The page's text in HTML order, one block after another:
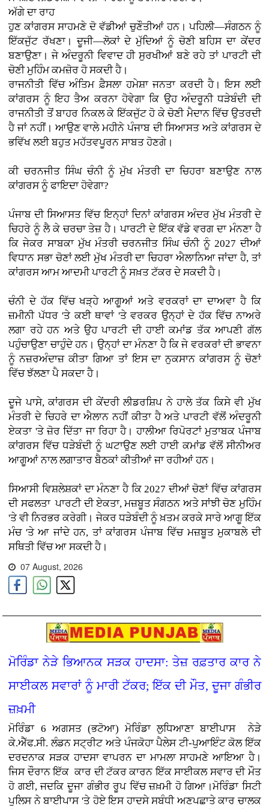
ਅੱਗੇ ਦਾ ਰਾਹ
ਹੁਣ ਕਾਂਗਰਸ ਸਾਹਮਣੇ ਦੋ ਵੱਡੀਆਂ ਚੁਣੌਤੀਆਂ ਹਨ। ਪਹਿਲੀ—ਸੰਗਠਨ ਨੂੰ
ਇੱਕਜੁੱਟ ਰੱਖਣਾ। ਦੂਜੀ—ਲੋਕਾਂ ਦੇ ਮੁੱਦਿਆਂ ਨੂੰ ਚੋਣੀ ਬਹਿਸ ਦਾ ਕੇਂਦਰ
ਬਣਾਉਣਾ। ਜੇ ਅੰਦਰੂਨੀ ਵਿਵਾਦ ਹੀ ਸੁਰਖੀਆਂ ਬਣੇ ਰਹੇ ਤਾਂ ਪਾਰਟੀ ਦੀ
ਚੋਣੀ ਮੁਹਿੰਮ ਕਮਜ਼ੋਰ ਹੋ ਸਕਦੀ ਹੈ।
ਰਾਜਨੀਤੀ ਵਿੱਚ ਅੰਤਿਮ ਫ਼ੈਸਲਾ ਹਮੇਸ਼ਾ ਜਨਤਾ ਕਰਦੀ ਹੈ। ਇਸ ਲਈ
ਕਾਂਗਰਸ ਨੂੰ ਇਹ ਤੈਅ ਕਰਨਾ ਹੋਵੇਗਾ ਕਿ ਉਹ ਅੰਦਰੂਨੀ ਧੜੇਬੰਦੀ ਦੀ
ਰਾਜਨੀਤੀ ਤੋਂ ਬਾਹਰ ਨਿਕਲ ਕੇ ਇੱਕਜੁੱਟ ਹੋ ਕੇ ਚੋਣੀ ਮੈਦਾਨ ਵਿੱਚ ਉਤਰਦੀ
ਹੈ ਜਾਂ ਨਹੀਂ। ਆਉਣ ਵਾਲੇ ਮਹੀਨੇ ਪੰਜਾਬ ਦੀ ਸਿਆਸਤ ਅਤੇ ਕਾਂਗਰਸ ਦੇ
ਭਵਿੱਖ ਲਈ ਬਹੁਤ ਮਹੱਤਵਪੂਰਨ ਸਾਬਤ ਹੋਣਗੇ।
ਕੀ ਚਰਨਜੀਤ ਸਿੰਘ ਚੰਨੀ ਨੂੰ ਮੁੱਖ ਮੰਤਰੀ ਦਾ ਚਿਹਰਾ ਬਣਾਉਣ ਨਾਲ
ਕਾਂਗਰਸ ਨੂੰ ਫਾਇਦਾ ਹੋਵੇਗਾ?
ਪੰਜਾਬ ਦੀ ਸਿਆਸਤ ਵਿੱਚ ਇਨ੍ਹਾਂ ਦਿਨਾਂ ਕਾਂਗਰਸ ਅੰਦਰ ਮੁੱਖ ਮੰਤਰੀ ਦੇ
ਚਿਹਰੇ ਨੂੰ ਲੈ ਕੇ ਚਰਚਾ ਤੇਜ਼ ਹੈ। ਪਾਰਟੀ ਦੇ ਇੱਕ ਵੱਡੇ ਵਰਗ ਦਾ ਮੰਨਣਾ ਹੈ
ਕਿ ਜੇਕਰ ਸਾਬਕਾ ਮੁੱਖ ਮੰਤਰੀ ਚਰਨਜੀਤ ਸਿੰਘ ਚੰਨੀ ਨੂੰ 2027 ਦੀਆਂ
ਵਿਧਾਨ ਸਭਾ ਚੋਣਾਂ ਲਈ ਮੁੱਖ ਮੰਤਰੀ ਦਾ ਚਿਹਰਾ ਐਲਾਨਿਆ ਜਾਂਦਾ ਹੈ, ਤਾਂ
ਕਾਂਗਰਸ ਆਮ ਆਦਮੀ ਪਾਰਟੀ ਨੂੰ ਸਖ਼ਤ ਟੱਕਰ ਦੇ ਸਕਦੀ ਹੈ।
ਚੰਨੀ ਦੇ ਹੱਕ ਵਿੱਚ ਖੜ੍ਹੇ ਆਗੂਆਂ ਅਤੇ ਵਰਕਰਾਂ ਦਾ ਦਾਅਵਾ ਹੈ ਕਿ
ਜ਼ਮੀਨੀ ਪੱਧਰ 'ਤੇ ਕਈ ਥਾਵਾਂ 'ਤੇ ਵਰਕਰ ਉਨ੍ਹਾਂ ਦੇ ਹੱਕ ਵਿੱਚ ਨਾਅਰੇ
ਲਗਾ ਰਹੇ ਹਨ ਅਤੇ ਉਹ ਪਾਰਟੀ ਦੀ ਹਾਈ ਕਮਾਂਡ ਤੱਕ ਆਪਣੀ ਗੱਲ
ਪਹੁੰਚਾਉਣਾ ਚਾਹੁੰਦੇ ਹਨ। ਉਨ੍ਹਾਂ ਦਾ ਮੰਨਣਾ ਹੈ ਕਿ ਜੇ ਵਰਕਰਾਂ ਦੀ ਭਾਵਨਾ
ਨੂੰ ਨਜ਼ਰਅੰਦਾਜ਼ ਕੀਤਾ ਗਿਆ ਤਾਂ ਇਸ ਦਾ ਨੁਕਸਾਨ ਕਾਂਗਰਸ ਨੂੰ ਚੋਣਾਂ
ਵਿੱਚ ਝੱਲਣਾ ਪੈ ਸਕਦਾ ਹੈ।
ਦੂਜੇ ਪਾਸੇ, ਕਾਂਗਰਸ ਦੀ ਕੇਂਦਰੀ ਲੀਡਰਸ਼ਿਪ ਨੇ ਹਾਲੇ ਤੱਕ ਕਿਸੇ ਵੀ ਮੁੱਖ
ਮੰਤਰੀ ਦੇ ਚਿਹਰੇ ਦਾ ਐਲਾਨ ਨਹੀਂ ਕੀਤਾ ਹੈ ਅਤੇ ਪਾਰਟੀ ਵੱਲੋਂ ਅੰਦਰੂਨੀ
ਏਕਤਾ 'ਤੇ ਜ਼ੋਰ ਦਿੱਤਾ ਜਾ ਰਿਹਾ ਹੈ। ਹਾਲੀਆ ਰਿਪੋਰਟਾਂ ਮੁਤਾਬਕ ਪੰਜਾਬ
ਕਾਂਗਰਸ ਵਿੱਚ ਧੜੇਬੰਦੀ ਨੂੰ ਘਟਾਉਣ ਲਈ ਹਾਈ ਕਮਾਂਡ ਵੱਲੋਂ ਸੀਨੀਅਰ
ਆਗੂਆਂ ਨਾਲ ਲਗਾਤਾਰ ਬੈਠਕਾਂ ਕੀਤੀਆਂ ਜਾ ਰਹੀਆਂ ਹਨ।
ਸਿਆਸੀ ਵਿਸ਼ਲੇਸ਼ਕਾਂ ਦਾ ਮੰਨਣਾ ਹੈ ਕਿ 2027 ਦੀਆਂ ਚੋਣਾਂ ਵਿੱਚ ਕਾਂਗਰਸ
ਦੀ ਸਫਲਤਾ ਪਾਰਟੀ ਦੀ ਏਕਤਾ, ਮਜ਼ਬੂਤ ਸੰਗਠਨ ਅਤੇ ਸਾਂਝੀ ਚੋਣ ਮੁਹਿੰਮ
'ਤੇ ਵੀ ਨਿਰਭਰ ਕਰੇਗੀ। ਜੇਕਰ ਧੜੇਬੰਦੀ ਨੂੰ ਖ਼ਤਮ ਕਰਕੇ ਸਾਰੇ ਆਗੂ ਇੱਕ
ਮੰਚ 'ਤੇ ਆ ਜਾਂਦੇ ਹਨ, ਤਾਂ ਕਾਂਗਰਸ ਪੰਜਾਬ ਵਿੱਚ ਮਜ਼ਬੂਤ ਮੁਕਾਬਲੇ ਦੀ
ਸਥਿਤੀ ਵਿੱਚ ਆ ਸਕਦੀ ਹੈ।
07 August, 2026
ਮੋਰਿੰਡਾ ਨੇੜੇ ਭਿਆਨਕ ਸੜਕ ਹਾਦਸਾ: ਤੇਜ਼ ਰਫ਼ਤਾਰ ਕਾਰ ਨੇ
ਸਾਈਕਲ ਸਵਾਰਾਂ ਨੂੰ ਮਾਰੀ ਟੱਕਰ; ਇੱਕ ਦੀ ਮੌਤ, ਦੂਜਾ ਗੰਭੀਰ
ਜ਼ਖ਼ਮੀ
ਮੋਰਿੰਡਾ 6 ਅਗਸਤ (ਭਟੋਆ)ਮੋਰਿੰਡਾ ਲੁਧਿਆਣਾ ਬਾਈਪਾਸ ਨੇੜੇ
ਕੇ.ਐੱਫ.ਸੀ. ਲੰਡਨ ਸਟ੍ਰੀਟ ਅਤੇ ਪੰਜਕੋਹਾ ਪੈਲੇਸ ਟੀ-ਪੁਆਇੰਟ ਕੋਲ ਇੱਕ
ਦਰਦਨਾਕ ਸੜਕ ਹਾਦਸਾ ਵਾਪਰਨ ਦਾ ਮਾਮਲਾ ਸਾਹਮਣੇ ਆਇਆ ਹੈ।
ਜਿਸ ਦੌਰਾਨ ਇੱਕ ਕਾਰ ਦੀ ਟੱਕਰ ਕਾਰਨ ਇੱਕ ਸਾਈਕਲ ਸਵਾਰ ਦੀ ਮੌਤ
ਹੋ ਗਈ, ਜਦਕਿ ਦੂਜਾ ਗੰਭੀਰ ਰੂਪ ਵਿੱਚ ਜ਼ਖ਼ਮੀ ਹੋ ਗਿਆ।ਮੋਰਿੰਡਾ ਸਿਟੀ
ਪੁਲਿਸ ਨੇ ਬਾਈਪਾਸ 'ਤੇ ਹੋਏ ਇਸ ਹਾਦਸੇ ਸਬੰਧੀ ਅਣਪਛਾਤੇ ਕਾਰ ਚਾਲਕ